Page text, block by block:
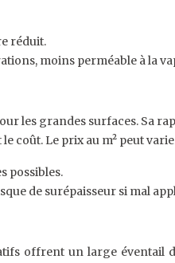
réduit.
moins perméable à la
les grandes surfaces. Sa
coût. Le prix au m² peut
possibles.
de surépaisseur si mal
offrent un large